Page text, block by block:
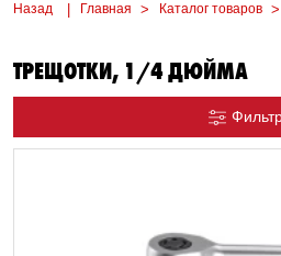
Назад Главная Каталог товаров
ТРЕЩОТКИ, 1/4 ДЮЙМА